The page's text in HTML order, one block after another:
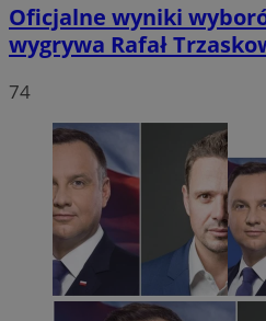
Oficjalne wyniki
wygrywa Rafał
74